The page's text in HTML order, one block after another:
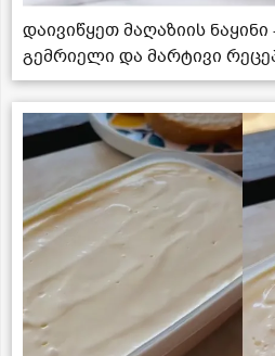
დაივიწყეთ მაღაზიის
გემრიელი და მარტივი